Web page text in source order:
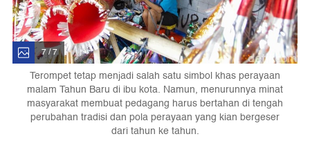
7 / 7
Terompet tetap menjadi salah satu simbol khas perayaan
malam Tahun Baru di ibu kota. Namun, menurunnya minat
masyarakat membuat pedagang harus bertahan di tengah
perubahan tradisi dan pola perayaan yang kian bergeser
dari tahun ke tahun.